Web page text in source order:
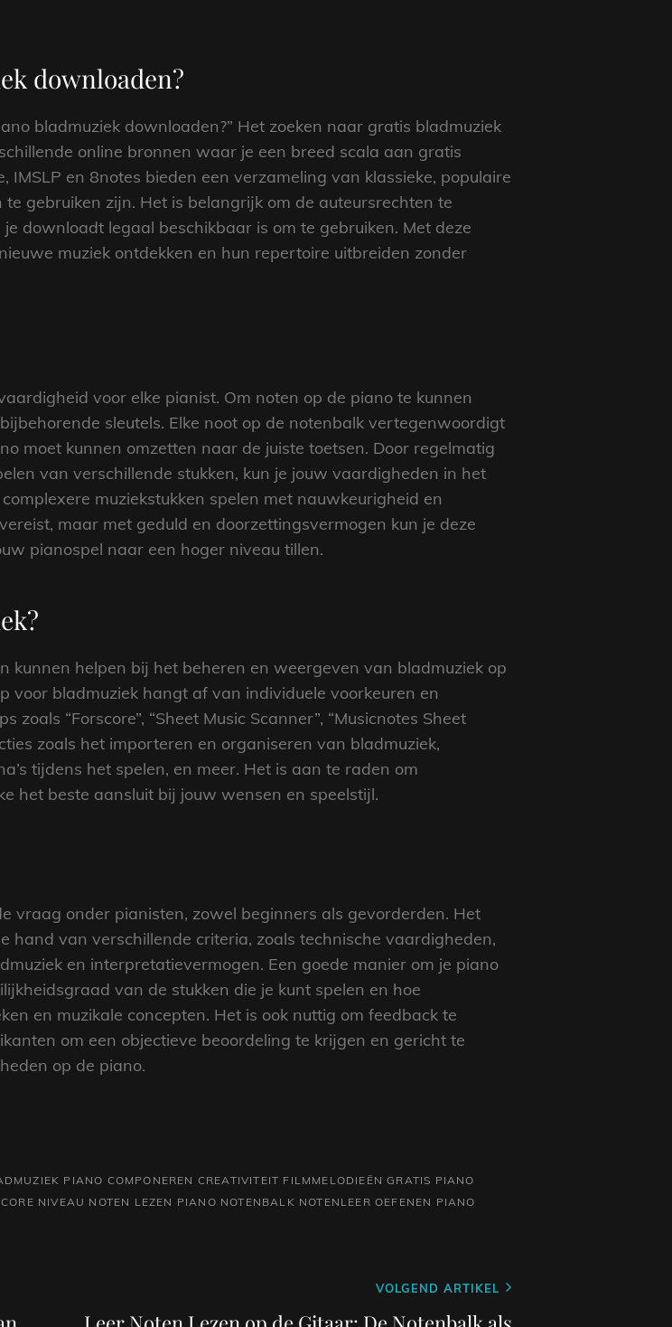
downloaden?
bladmuziek downloaden?” Het zoeken naar gratis bladmuziek
online bronnen waar je een breed scala aan gratis
IMSLP en 8notes bieden een verzameling van klassieke, populaire
gebruiken zijn. Het is belangrijk om de auteursrechten te
downloadt legaal beschikbaar is om te gebruiken. Met deze
muziek ontdekken en hun repertoire uitbreiden zonder
voor elke pianist. Om noten op de piano te kunnen
sleutels. Elke noot op de notenbalk vertegenwoordigt
moet kunnen omzetten naar de juiste toetsen. Door regelmatig
van verschillende stukken, kun je jouw vaardigheden in het
muziekstukken spelen met nauwkeurigheid en
maar met geduld en doorzettingsvermogen kun je deze
pianospel naar een hoger niveau tillen.
kunnen helpen bij het beheren en weergeven van bladmuziek op
voor bladmuziek hangt af van individuele voorkeuren en
“Forscore”, “Sheet Music Scanner”, “Musicnotes Sheet
zoals het importeren en organiseren van bladmuziek,
tijdens het spelen, en meer. Het is aan te raden om
het beste aansluit bij jouw wensen en speelstijl.
vraag onder pianisten, zowel beginners als gevorderden. Het
van verschillende criteria, zoals technische vaardigheden,
en interpretatievermogen. Een goede manier om je piano
van de stukken die je kunt spelen en hoe
en muzikale concepten. Het is ook nuttig om feedback te
om een objectieve beoordeling te krijgen en gericht te
op de piano.
PIANO COMPONEREN CREATIVITEIT FILMMELODIEËN GRATIS PIANO
NIVEAU NOTEN LEZEN PIANO NOTENBALK NOTENLEER OEFENEN PIANO
bericht
VOLGEND ARTIKEL